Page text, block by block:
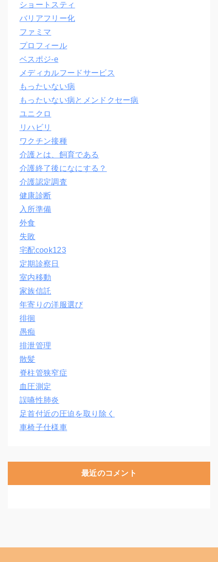
ショートスティ
バリアフリー化
ファミマ
プロフィール
ベスポジ-e
メディカルフードサービス
もったいない病
もったいない病とメンドクセー病
ユニクロ
リハビリ
ワクチン接種
介護とは、飼育である
介護終了後になにする？
介護認定調査
健康診断
入所準備
外食
失敗
宅配cook123
定期診察日
室内移動
家族信託
年寄りの洋服選び
徘徊
愚痴
排泄管理
散髪
脊柱管狭窄症
血圧測定
誤嚥性肺炎
足首付近の圧迫を取り除く
車椅子仕様車
最近のコメント